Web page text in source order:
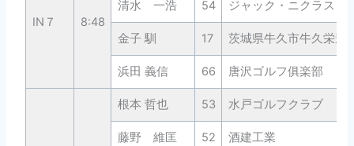
IN７ 8:48
清水 一浩 54 ジャック・ニクラスゴ
金子 馴 17 茨城県牛久市牛久栄進
浜田 義信 66 唐沢ゴルフ俱楽部
根本 哲也 53 水戸ゴルフクラブ
藤野 維匡 52 酒建工業